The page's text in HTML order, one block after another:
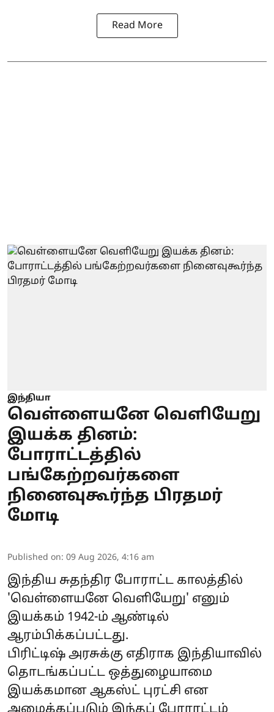
Read More
இந்தியா
வெள்ளையனே வெளியேறு
இயக்க தினம்:
போராட்டத்தில்
பங்கேற்றவர்களை
நினைவுகூர்ந்த பிரதமர்
மோடி
Published on: 09 Aug 2026, 4:16 am
இந்திய சுதந்திர போராட்ட காலத்தில்
'வெள்ளையனே வெளியேறு' எனும்
இயக்கம் 1942-ம் ஆண்டில்
ஆரம்பிக்கப்பட்டது.
பிரிட்டிஷ் அரசுக்கு எதிராக இந்தியாவில்
தொடங்கப்பட்ட ஒத்துழையாமை
இயக்கமான ஆகஸ்ட் புரட்சி என